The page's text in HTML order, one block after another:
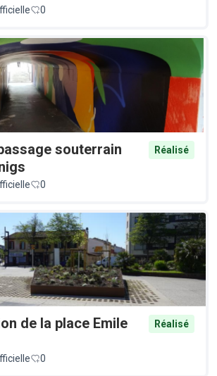
0
souterrain
Réalisé
0
de la place Emile
Réalisé
0